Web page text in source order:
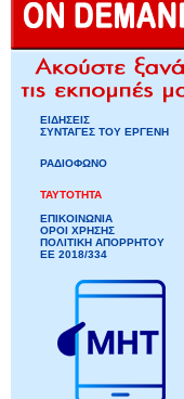
ΕΙΔΗΣΕΙΣ
ΣΥΝΤΑΓΕΣ ΤΟΥ ΕΡΓΕΝΗ
ΡΑΔΙΟΦΩΝΟ
ΤΑΥΤΟΤΗΤΑ
ΕΠΙΚΟΙΝΩΝΙΑ
ΟΡΟΙ ΧΡΗΣΗΣ
ΠΟΛΙΤΙΚΗ ΑΠΟΡΡΗΤΟΥ
ΕΕ 2018/334